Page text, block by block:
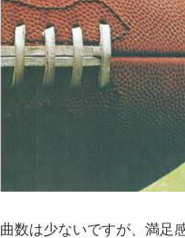
曲数は少ないですが、満足